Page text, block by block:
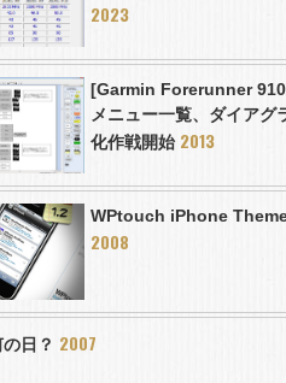
2023
[Garmin Forerunner
メニュー一覧、ダイアグ
化作戦開始 2013
WPtouch iPhone
2008
日？ 2007